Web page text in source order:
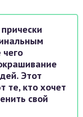
Этот
те, кто хочет
свой